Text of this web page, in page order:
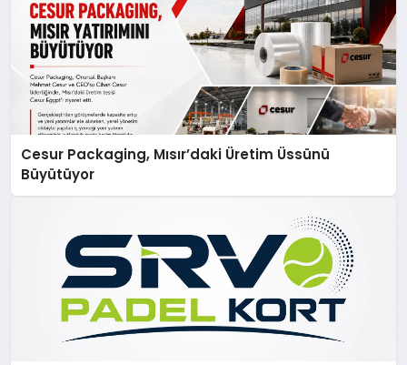
Cesur Packaging, Mısır’daki Üretim Üssünü
Büyütüyor